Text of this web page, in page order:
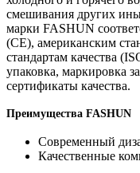
смешивания других
марки FASHUN
(CE), американским
стандартам качества
упаковка, маркировка
сертификаты качества.
Преимущества FASHUN
Современный
Качественные